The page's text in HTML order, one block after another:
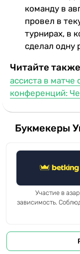
команду в
провел в
турнирах, в
сделал одну
Читайте
ассиста в матче
конференций:
Букмекеры
Участие в
зависимость.